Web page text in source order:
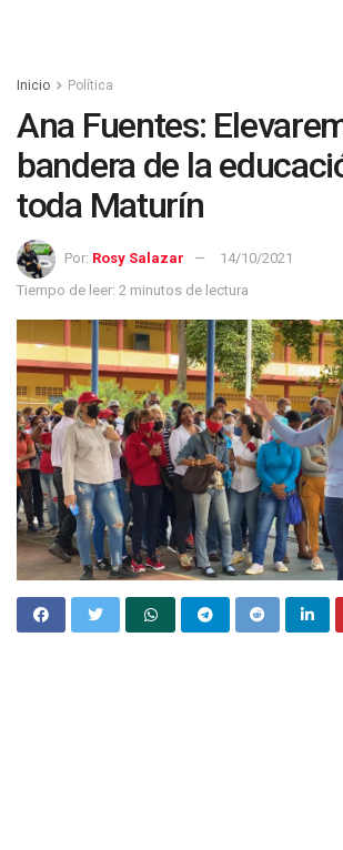
Inicio Política
Ana Fuentes:
bandera de la
toda Maturín
Por: Rosy Salazar
14/10/2021
Tiempo de leer: 2 minutos de lectura